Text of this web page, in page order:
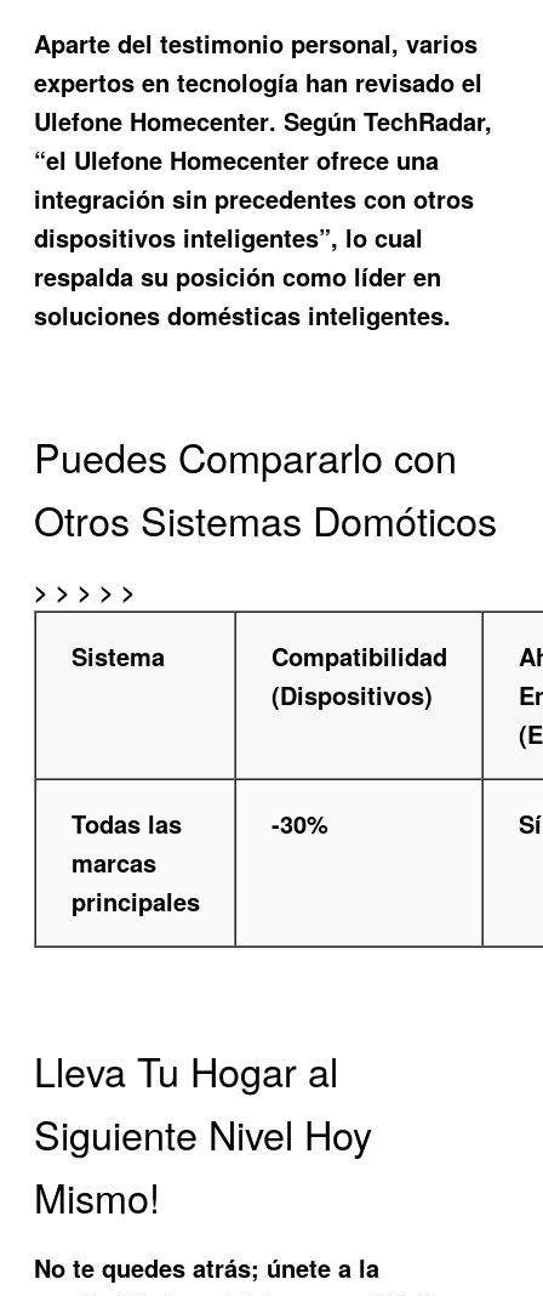
Aparte del testimonio personal, varios
expertos en tecnología han revisado el
Ulefone Homecenter. Según TechRadar,
“el Ulefone Homecenter ofrece una
integración sin precedentes con otros
dispositivos inteligentes”, lo cual
respalda su posición como líder en
soluciones domésticas inteligentes.
Puedes Compararlo con
Otros Sistemas Domóticos
> > > > >
Sistema
Compatibilidad
(Dispositivos)
Todas las
marcas
principales
-30% Sí
Lleva Tu Hogar al
Siguiente Nivel Hoy
Mismo!
No te quedes atrás; únete a la